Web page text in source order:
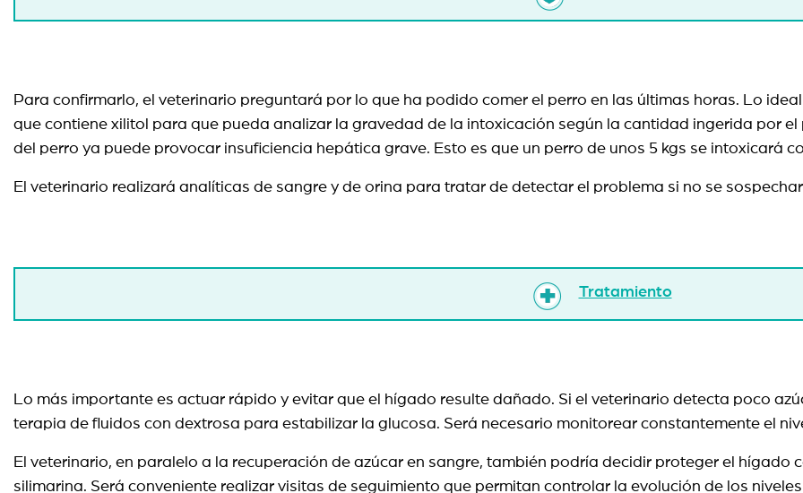
Para confirmarlo, el veterinario preguntará por lo que ha podido comer el perro en las últimas horas. Lo
que contiene xilitol para que pueda analizar la gravedad de la intoxicación según la cantidad ingerida por
del perro ya puede provocar insuficiencia hepática grave. Esto es que un perro de unos 5 kgs se intoxicará
El veterinario realizará analíticas de sangre y de orina para tratar de detectar el problema si no se
Tratamiento
Lo más importante es actuar rápido y evitar que el hígado resulte dañado. Si el veterinario detecta poco
terapia de fluidos con dextrosa para estabilizar la glucosa. Será necesario monitorear constantemente el
El veterinario, en paralelo a la recuperación de azúcar en sangre, también podría decidir proteger el
silimarina. Será conveniente realizar visitas de seguimiento que permitan controlar la evolución de los